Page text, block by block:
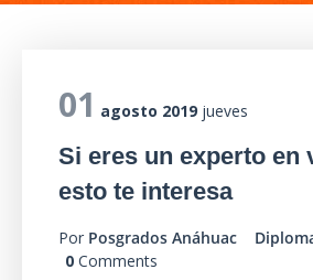
01 agosto 2019 jueves
Si eres un experto en
esto te interesa
Por Posgrados Anáhuac
0Comments